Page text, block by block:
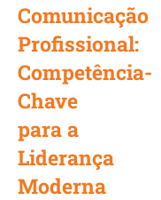
Comunicação
Profissional:
Competência-
Chave
para a
Liderança
Moderna